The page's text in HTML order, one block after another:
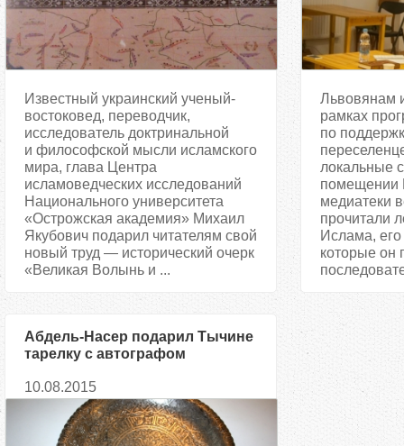
Известный украинский ученый-
востоковед, переводчик,
исследователь доктринальной
и философской мысли исламского
мира, глава Центра
исламоведческих исследований
Национального университета
«Острожская академия» Михаил
Якубович подарил читателям свой
новый труд — исторический очерк
«Великая Волынь и ...
Львовянам
рамках
по
локальные
помещении
медиатеки
прочитали
Ислама, его
которые он
Абдель-Насер подарил Тычине
тарелку с автографом
10.08.2015